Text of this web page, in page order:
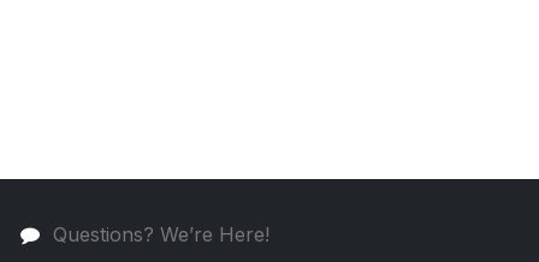
Questions? We’re Here!